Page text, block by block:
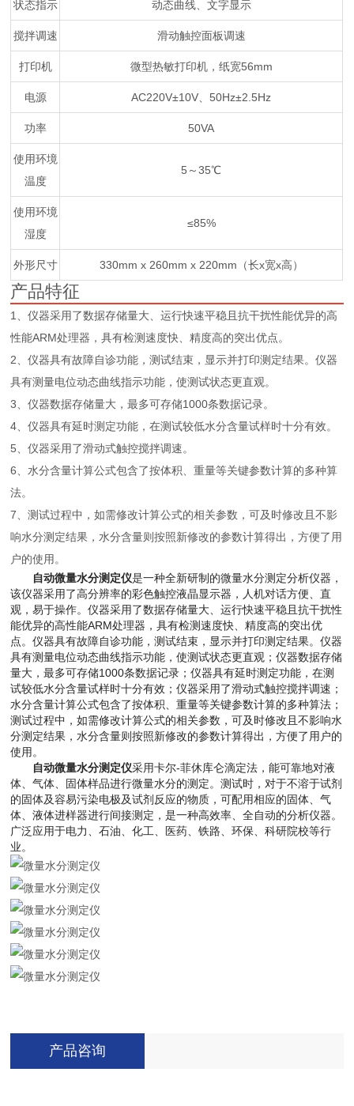
状态指示 动态曲线、文字显示
搅拌调速 滑动触控面板调速
打印机 微型热敏打印机，纸宽56mm
电源 AC220V±10V、50Hz±2.5Hz
功率 50VA
使用环境
温度
5～35℃
使用环境
湿度
≤85%
外形尺寸 330mm x 260mm x 220mm（长x宽x高）
产品特征
1、仪器采用了数据存储量大、运行快速平稳且抗干扰性能优异的高
性能ARM处理器，具有检测速度快、精度高的突出优点。
2、仪器具有故障自诊功能，测试结束，显示并打印测定结果。仪器
具有测量电位动态曲线指示功能，使测试状态更直观。
3、仪器数据存储量大，最多可存储1000条数据记录。
4、仪器具有延时测定功能，在测试较低水分含量试样时十分有效。
5、仪器采用了滑动式触控搅拌调速。
6、水分含量计算公式包含了按体积、重量等关键参数计算的多种算
法。
7、测试过程中，如需修改计算公式的相关参数，可及时修改且不影
响水分测定结果，水分含量则按照新修改的参数计算得出，方便了用
户的使用。
自动微量水分测定仪是一种全新研制的微量水分测定分析仪器，
该仪器采用了高分辨率的彩色触控液晶显示器，人机对话方便、直
观，易于操作。仪器采用了数据存储量大、运行快速平稳且抗干扰性
能优异的高性能ARM处理器，具有检测速度快、精度高的突出优
点。仪器具有故障自诊功能，测试结束，显示并打印测定结果。仪器
具有测量电位动态曲线指示功能，使测试状态更直观；仪器数据存储
量大，最多可存储1000条数据记录；仪器具有延时测定功能，在测
试较低水分含量试样时十分有效；仪器采用了滑动式触控搅拌调速；
水分含量计算公式包含了按体积、重量等关键参数计算的多种算法；
测试过程中，如需修改计算公式的相关参数，可及时修改且不影响水
分测定结果，水分含量则按照新修改的参数计算得出，方便了用户的
使用。
自动微量水分测定仪采用卡尔-菲休库仑滴定法，能可靠地对液
体、气体、固体样品进行微量水分的测定。测试时，对于不溶于试剂
的固体及容易污染电极及试剂反应的物质，可配用相应的固体、气
体、液体进样器进行间接测定，是一种高效率、全自动的分析仪器。
广泛应用于电力、石油、化工、医药、铁路、环保、科研院校等行
业。
产品咨询